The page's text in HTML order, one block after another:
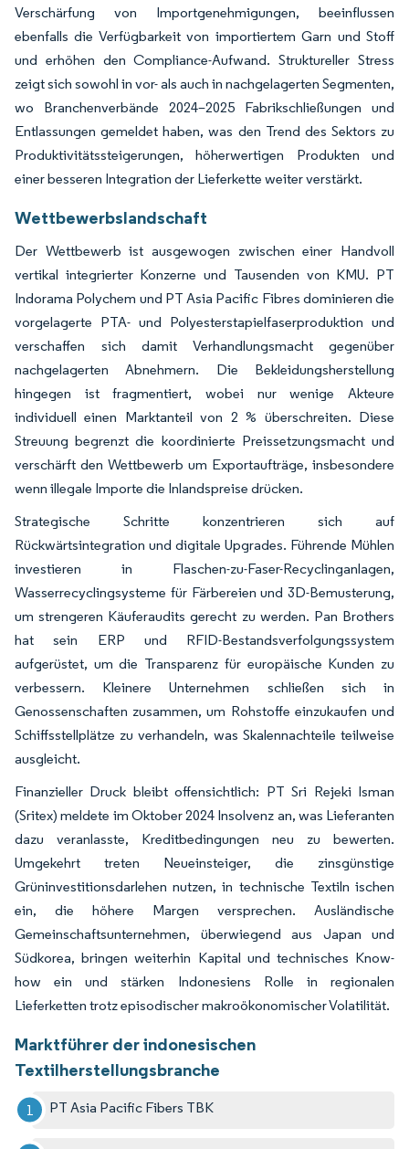
Verschärfung von Importgenehmigungen, beeinflussen
ebenfalls die Verfügbarkeit von importiertem Garn und Stoff
und erhöhen den Compliance-Aufwand. Struktureller Stress
zeigt sich sowohl in vor- als auch in nachgelagerten Segmenten,
wo Branchenverbände 2024–2025 Fabrikschließungen und
Entlassungen gemeldet haben, was den Trend des Sektors zu
Produktivitätssteigerungen, höherwertigen Produkten und
einer besseren Integration der Lieferkette weiter verstärkt.
Wettbewerbslandschaft
Der Wettbewerb ist ausgewogen zwischen einer Handvoll
vertikal integrierter Konzerne und Tausenden von KMU. PT
Indorama Polychem und PT Asia Pacific Fibres dominieren die
vorgelagerte PTA- und Polyesterstapielfaserproduktion und
verschaffen sich damit Verhandlungsmacht gegenüber
nachgelagerten Abnehmern. Die Bekleidungsherstellung
hingegen ist fragmentiert, wobei nur wenige Akteure
individuell einen Marktanteil von 2 % überschreiten. Diese
Streuung begrenzt die koordinierte Preissetzungsmacht und
verschärft den Wettbewerb um Exportaufträge, insbesondere
wenn illegale Importe die Inlandspreise drücken.
Strategische Schritte konzentrieren sich auf
Rückwärtsintegration und digitale Upgrades. Führende Mühlen
investieren in Flaschen-zu-Faser-Recyclinganlagen,
Wasserrecyclingsysteme für Färbereien und 3D-Bemusterung,
um strengeren Käuferaudits gerecht zu werden. Pan Brothers
hat sein ERP und RFID-Bestandsverfolgungssystem
aufgerüstet, um die Transparenz für europäische Kunden zu
verbessern. Kleinere Unternehmen schließen sich in
Genossenschaften zusammen, um Rohstoffe einzukaufen und
Schiffsstellplätze zu verhandeln, was Skalennachteile teilweise
ausgleicht.
Finanzieller Druck bleibt offensichtlich: PT Sri Rejeki Isman
(Sritex) meldete im Oktober 2024 Insolvenz an, was Lieferanten
dazu veranlasste, Kreditbedingungen neu zu bewerten.
Umgekehrt treten Neueinsteiger, die zinsgünstige
Grüninvestitionsdarlehen nutzen, in technische Textiln ischen
ein, die höhere Margen versprechen. Ausländische
Gemeinschaftsunternehmen, überwiegend aus Japan und
Südkorea, bringen weiterhin Kapital und technisches Know-
how ein und stärken Indonesiens Rolle in regionalen
Lieferketten trotz episodischer makroökonomischer Volatilität.
Marktführer der indonesischen
Textilherstellungsbranche
PT Asia Pacific Fibers TBK